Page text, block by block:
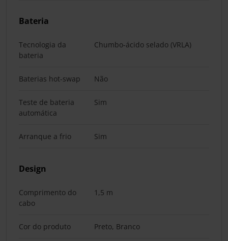
Bateria
Tecnologia da
bateria
Chumbo-ácido selado (VRLA)
Baterias hot-swap Não
Teste de bateria
automática
Sim
Arranque a frio Sim
Design
Comprimento do
cabo
1,5 m
Cor do produto Preto, Branco